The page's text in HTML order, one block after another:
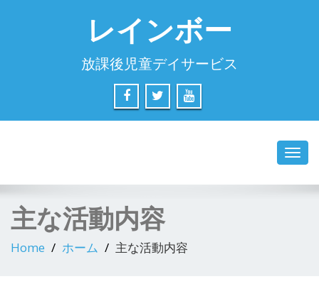
レインボー
放課後児童デイサービス
主な活動内容
Home ホーム 主な活動内容